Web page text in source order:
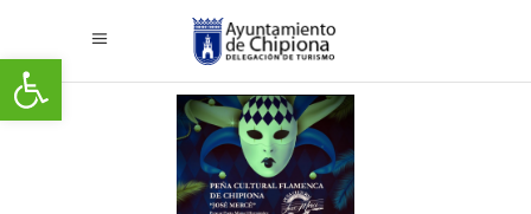
Abrir barra de herramientas